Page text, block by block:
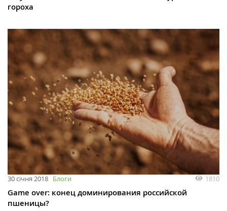
гороха
30 січня 2018 Блоги 1810
Game over: конец доминирования российской
пшеницы?